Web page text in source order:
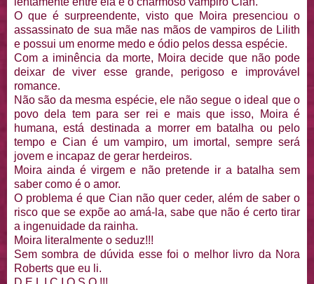
O que é surpreendente, visto que Moira presenciou o
assassinato de sua mãe nas mãos de vampiros de Lilith
e possui um enorme medo e ódio pelos dessa espécie.
Com a iminência da morte, Moira decide que não pode
deixar de viver esse grande, perigoso e improvável
romance.
Não são da mesma espécie, ele não segue o ideal que o
povo dela tem para ser rei e mais que isso, Moira é
humana, está destinada a morrer em batalha ou pelo
tempo e Cian é um vampiro, um imortal, sempre será
jovem e incapaz de gerar herdeiros.
Moira ainda é virgem e não pretende ir a batalha sem
saber como é o amor.
O problema é que Cian não quer ceder, além de saber o
risco que se expõe ao amá-la, sabe que não é certo tirar
a ingenuidade da rainha.
Moira literalmente o seduz!!!
Sem sombra de dúvida esse foi o melhor livro da Nora
Roberts que eu li.